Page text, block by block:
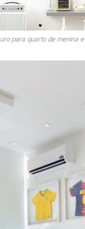
para quarto de menina